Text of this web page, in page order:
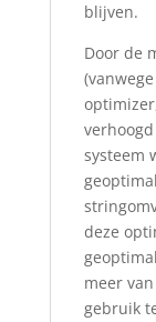
blijven.
Door de
systeem
deze
meer
gebruik